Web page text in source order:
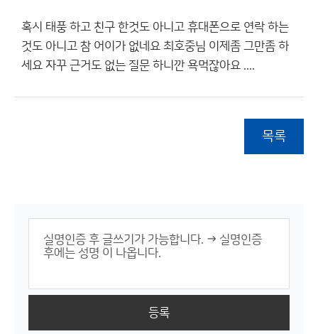
혹시 태풍 하고 친구 한것도 아니고 휴대폰으로 연락 하는
것도 아니고 참 어이가 없네요 최호중님 이제좀 그만좀 하
세요 자꾸 근거도 없는 질문 하니깐 욕먹잖아요 ....
목록
등록